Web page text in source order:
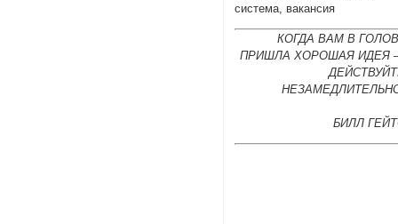
система, вакансия
КОГДА ВАМ В
ПРИШЛА ХОРОШАЯ ИДЕЯ
БИЛЛ